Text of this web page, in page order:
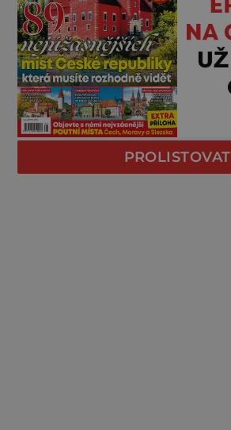
PROLISTOVAT